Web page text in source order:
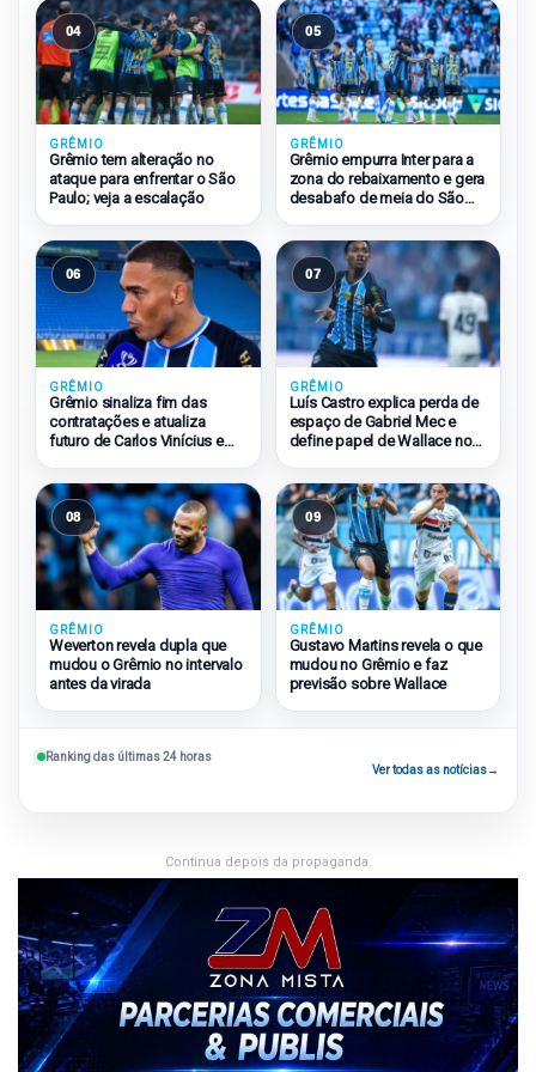
04
GRÊMIO
Grêmio tem alteração no
ataque para enfrentar o São
Paulo; veja a escalação
05
GRÊMIO
Grêmio empurra Inter para a
zona do rebaixamento e gera
desabafo de meia do São
06
GRÊMIO
Grêmio sinaliza fim das
contratações e atualiza
futuro de Carlos Vinícius e
07
GRÊMIO
Luís Castro explica perda de
espaço de Gabriel Mec e
define papel de Wallace no
08
GRÊMIO
Weverton revela dupla que
mudou o Grêmio no intervalo
antes da virada
09
GRÊMIO
Gustavo Martins revela o que
mudou no Grêmio e faz
previsão sobre Wallace
Ranking das últimas 24 horas
Ver todas as notícias→
Continua depois da propaganda.